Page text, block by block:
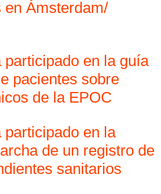
en Ámsterdam/
participado en la guía
pacientes sobre
de la EPOC
participado en la
de un registro de
sanitarios